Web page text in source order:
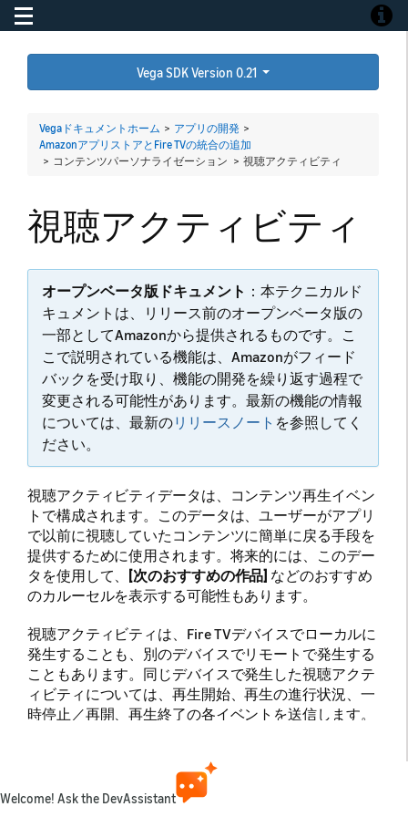
Toggle navigation
Vega SDK Version 0.21
Vegaドキュメントホーム > アプリの開発 >
AmazonアプリストアとFire TVの統合の追加
> コンテンツパーソナライゼーション > 視聴アクティビティ
視聴アクティビティ
オープンベータ版ドキュメント ：本テクニカルド
キュメントは、リリース前のオープンベータ版の
一部としてAmazonから提供されるものです。こ
こで説明されている機能は、Amazonがフィード
バックを受け取り、機能の開発を繰り返す過程で
変更される可能性があります。最新の機能の情報
については、最新のリリースノート を参照してく
ださい。
視聴アクティビティデータは、コンテンツ再生イベン
トで構成されます。このデータは、ユーザーがアプリ
で以前に視聴していたコンテンツに簡単に戻る手段を
提供するために使用されます。将来的には、このデー
タを使用して、 [次のおすすめの作品] などのおすすめ
のカルーセルを表示する可能性もあります。
視聴アクティビティは、Fire TVデバイスでローカルに
発生することも、別のデバイスでリモートで発生する
こともあります。同じデバイスで発生した視聴アクテ
ィビティについては、再生開始、再生の進行状況、一
時停止／再開、再生終了の各イベントを送信します。
新するために必要です。たとえば、ユーザーが視聴し
ていたTV番組の次のエピソードを表示したり、既に視
Welcome! Ask the DevAssistant